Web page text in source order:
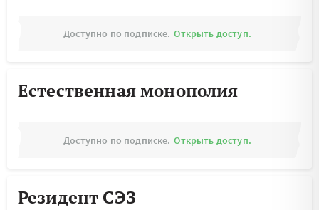
Доступно по подписке. Открыть доступ.
Естественная монополия
Доступно по подписке. Открыть доступ.
Резидент СЭЗ